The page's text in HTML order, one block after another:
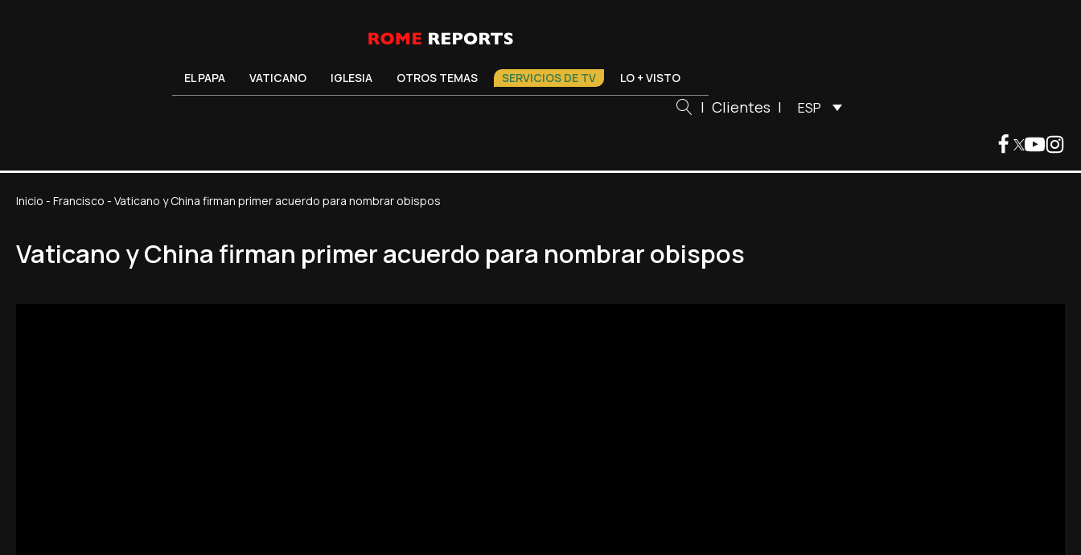
EL PAPA VATICANO IGLESIA OTROS TEMAS SERVICIOS DE TV LO + VISTO
| Clientes | ESP
Inicio - Francisco - Vaticano y China firman primer acuerdo para nombrar obispos
Vaticano y China firman primer acuerdo para nombrar obispos